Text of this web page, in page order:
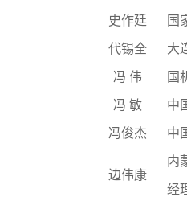
史作廷 国
代锡全 大
冯 伟 国
冯 敏 中
冯俊杰 中
边伟康
内
经